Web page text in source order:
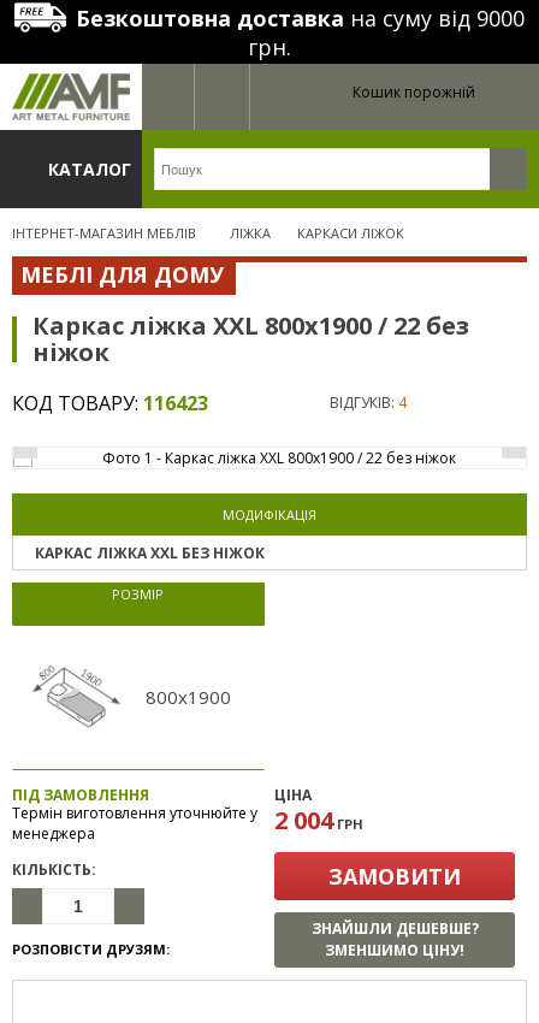
Безкоштовна доставка на суму від 9000
грн.
Кошик порожній
КАТАЛОГ
ІНТЕРНЕТ-МАГАЗИН МЕБЛІВ ЛІЖКА КАРКАСИ ЛІЖОК
МЕБЛІ ДЛЯ ДОМУ
Каркас ліжка XXL 800х1900 / 22 без
ніжок
КОД ТОВАРУ: 116423 ВІДГУКІВ: 4
МОДИФІКАЦІЯ
КАРКАС ЛІЖКА XXL БЕЗ НІЖОК
РОЗМІР
800x1900
ПІД ЗАМОВЛЕННЯ
Термін виготовлення уточнюйте у
менеджера
КІЛЬКІСТЬ:
РОЗПОВІСТИ ДРУЗЯМ:
ЦІНА
2 004 ГРН
ЗАМОВИТИ
ЗНАЙШЛИ ДЕШЕВШЕ?
ЗМЕНШИМО ЦІНУ!